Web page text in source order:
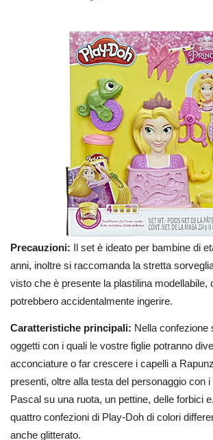
Precauzioni: Il set è ideato per bambine di
anni, inoltre si raccomanda la stretta
visto che è presente la plastilina modellabile,
potrebbero accidentalmente ingerire.
Caratteristiche principali: Nella confezione
oggetti con i quali le vostre figlie potranno
acconciature o far crescere i capelli a
presenti, oltre alla testa del personaggio con
Pascal su una ruota, un pettine, delle forbici
quattro confezioni di Play-Doh di colori
anche glitterato.